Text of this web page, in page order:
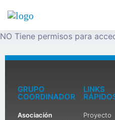
NO Tiene permisos para
GRUPO
COORDINADOR
Asociación
LINKS
Proyecto